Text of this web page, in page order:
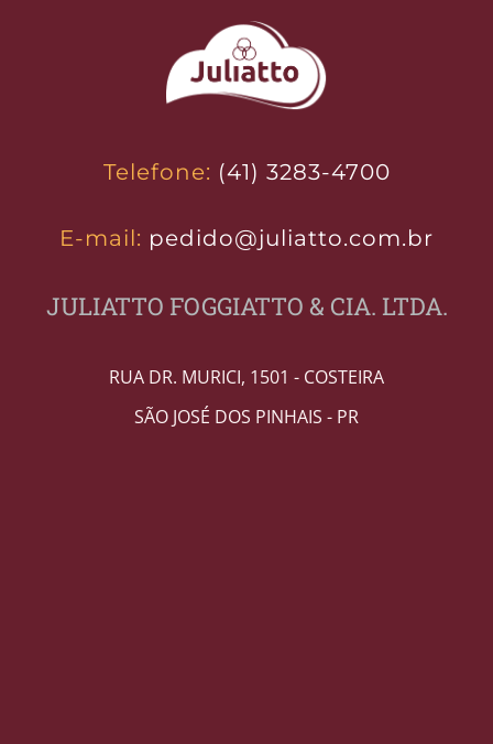
Telefone: (41) 3283-4700
E-mail: pedido@juliatto.com.br
JULIATTO FOGGIATTO & CIA. LTDA.
RUA DR. MURICI, 1501 - COSTEIRA
SÃO JOSÉ DOS PINHAIS - PR